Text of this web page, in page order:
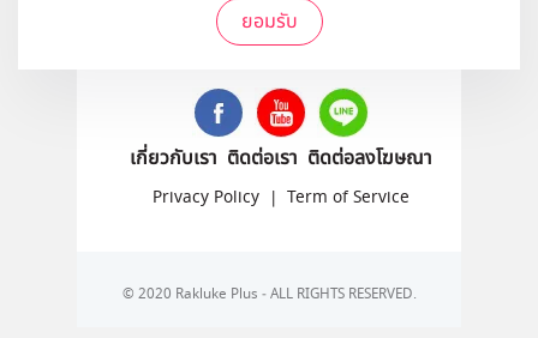
ยอมรับ
ติดตามเราได้ที่
เกี่ยวกับเรา ติดต่อเรา ติดต่อลงโฆษณา
Privacy Policy | Term of Service
© 2020 Rakluke Plus - ALL RIGHTS RESERVED.